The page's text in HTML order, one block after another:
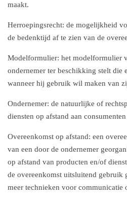
maakt.
Herroepingsrecht: de mogelijkheid
de bedenktijd af te zien van de
Modelformulier: het modelformulier
ondernemer ter beschikking stelt die
wanneer hij gebruik wil maken van
Ondernemer: de natuurlijke of
diensten op afstand aan
Overeenkomst op afstand: een
van een door de ondernemer
op afstand van producten en/of
de overeenkomst uitsluitend gebruik
meer technieken voor communicatie